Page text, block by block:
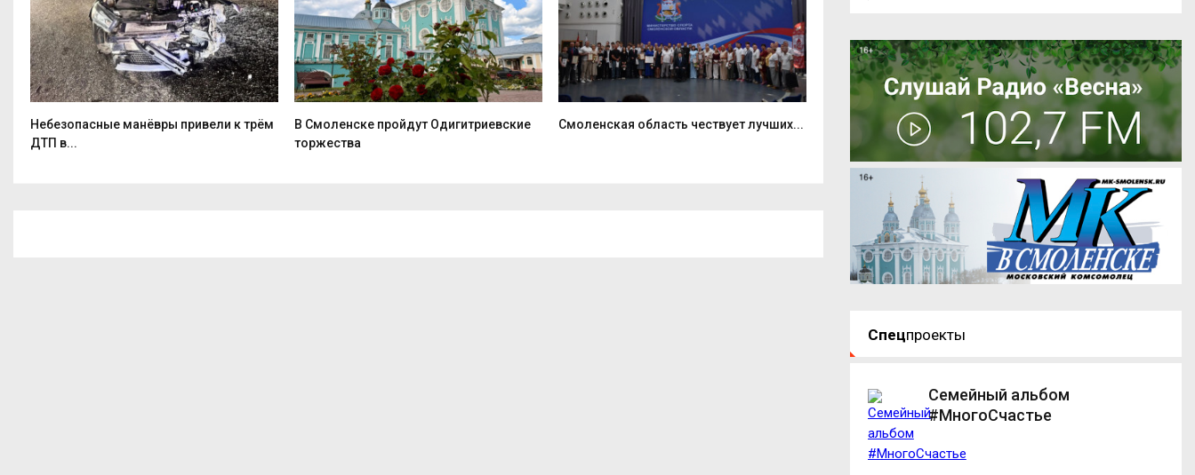
Небезопасные манёвры привели к трём
ДТП в...
В Смоленске пройдут Одигитриевские
торжества
Смоленская область чествует лучших...
Электричество удивительное и
безопасное
В Смоленской
Россия»...
Спецпроекты
Семейный альбом
#МногоСчастье